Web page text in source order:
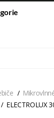
ELECTROLUX